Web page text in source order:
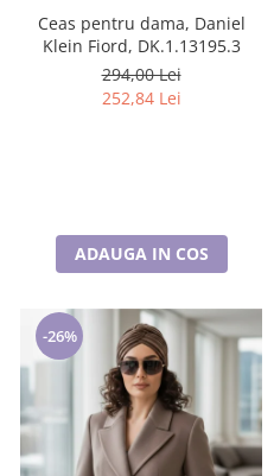
Ceas pentru dama, Daniel
Klein Fiord, DK.1.13195.3
294,00 Lei
252,84 Lei
ADAUGA IN COS
-26%